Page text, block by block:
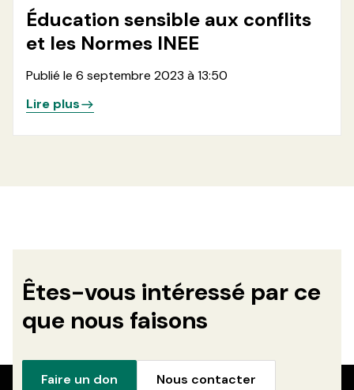
Éducation sensible aux conflits
et les Normes INEE
Publié le 6 septembre 2023 à 13:50
Lire plus
Êtes-vous intéressé par ce
que nous faisons
Faire un don Nous contacter